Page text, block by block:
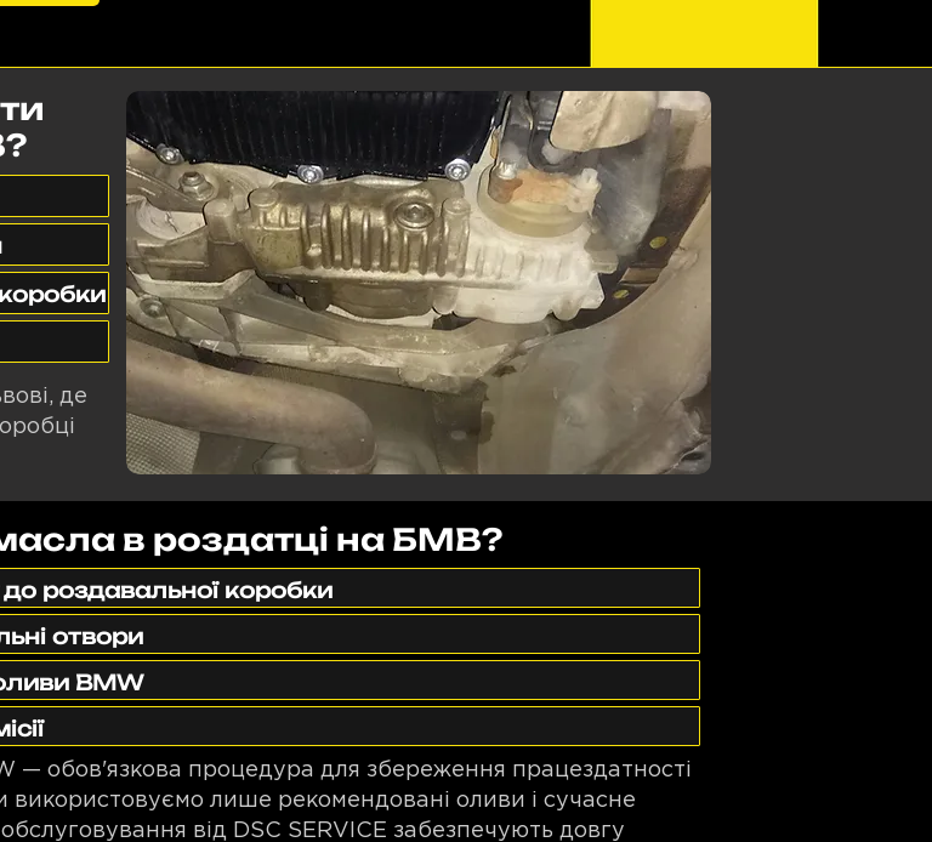
де
в роздатці на БМВ?
роздавальної коробки
отвори
BMW
— обов'язкова процедура для збереження працездатності
використовуємо лише рекомендовані оливи і сучасне
від DSC SERVICE забезпечують довгу